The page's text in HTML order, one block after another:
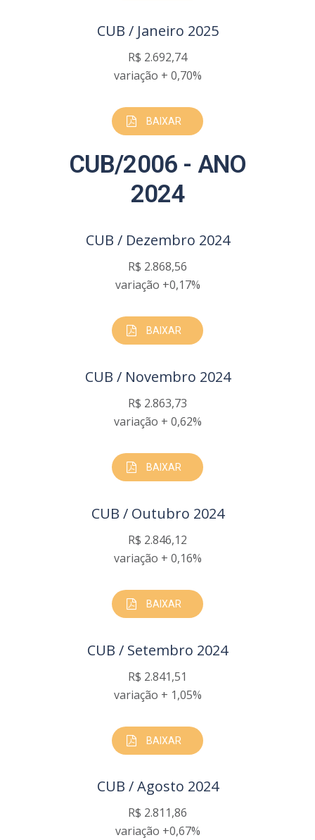
CUB / Janeiro 2025
R$ 2.692,74
variação + 0,70%
BAIXAR
CUB/2006 - ANO
2024
CUB / Dezembro 2024
R$ 2.868,56
variação +0,17%
BAIXAR
CUB / Novembro 2024
R$ 2.863,73
variação + 0,62%
BAIXAR
CUB / Outubro 2024
R$ 2.846,12
variação + 0,16%
BAIXAR
CUB / Setembro 2024
R$ 2.841,51
variação + 1,05%
BAIXAR
CUB / Agosto 2024
R$ 2.811,86
variação +0,67%